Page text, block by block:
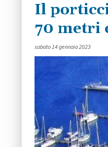
Il
70 metri
sabato 14 gennaio 2023